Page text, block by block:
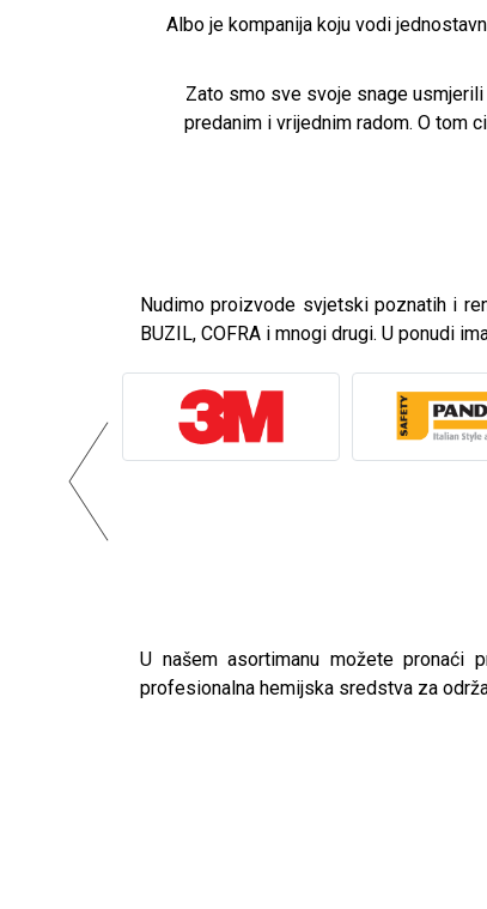
Albo je kompanija koju vodi
Zato smo sve svoje snage
predanim i vrijednim radom. O tom
Nudimo proizvode svjetski poznatih i
BUZIL, COFRA i mnogi drugi. U ponudi
U našem asortimanu možete pronaći
profesionalna hemijska sredstva za